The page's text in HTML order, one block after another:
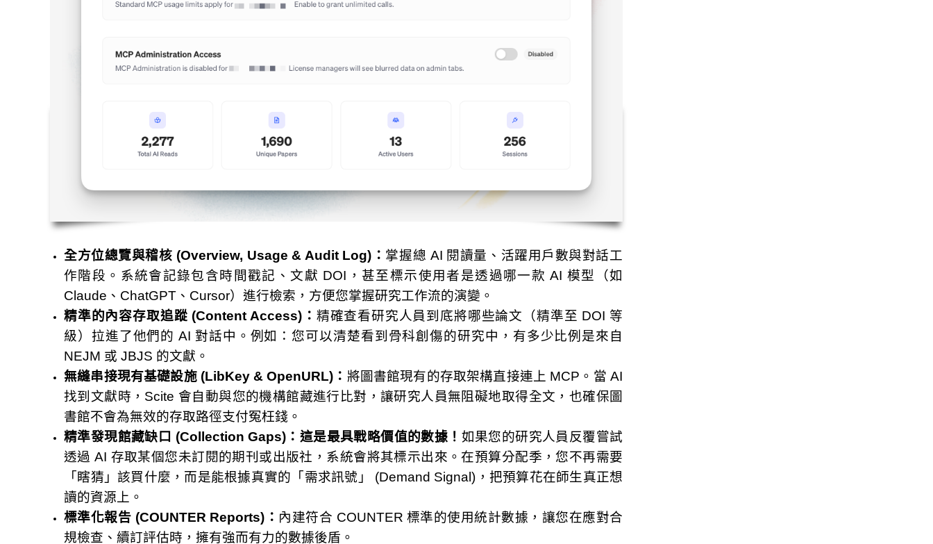
全方位總覽與稽核 (Overview, Usage & Audit Log)： 掌握總 AI 閱讀量、活躍用戶數與對話工
作階段。系統會記錄包含時間戳記、文獻 DOI，甚至標示使用者是透過哪一款 AI 模型（如
Claude、ChatGPT、Cursor）進行檢索，方便您掌握研究工作流的演變。
精準的內容存取追蹤 (Content Access)： 精確查看研究人員到底將哪些論文（精準至 DOI 等
級）拉進了他們的 AI 對話中。例如：您可以清楚看到骨科創傷的研究中，有多少比例是來自
NEJM 或 JBJS 的文獻。
無縫串接現有基礎設施 (LibKey & OpenURL)： 將圖書館現有的存取架構直接連上 MCP。當 AI
找到文獻時，Scite 會自動與您的機構館藏進行比對，讓研究人員無阻礙地取得全文，也確保圖
書館不會為無效的存取路徑支付冤枉錢。
精準發現館藏缺口 (Collection Gaps)： 這是最具戰略價值的數據！ 如果您的研究人員反覆嘗試
透過 AI 存取某個您未訂閱的期刊或出版社，系統會將其標示出來。在預算分配季，您不再需要
「瞎猜」該買什麼，而是能根據真實的「需求訊號」 (Demand Signal)，把預算花在師生真正想
讀的資源上。
標準化報告 (COUNTER Reports)： 內建符合 COUNTER 標準的使用統計數據，讓您在應對合
規檢查、續訂評估時，擁有強而有力的數據後盾。